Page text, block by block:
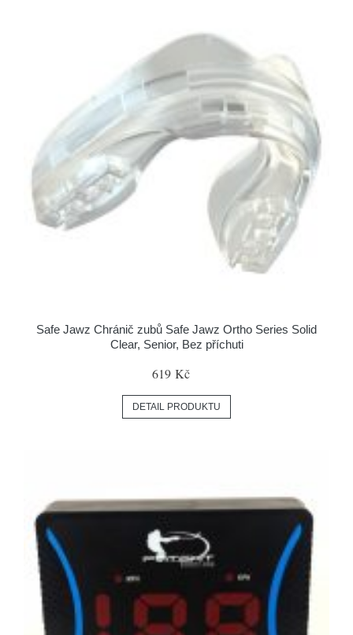
Safe Jawz Chránič zubů Safe Jawz Ortho Series Solid
Clear, Senior, Bez příchuti
619 Kč
DETAIL PRODUKTU